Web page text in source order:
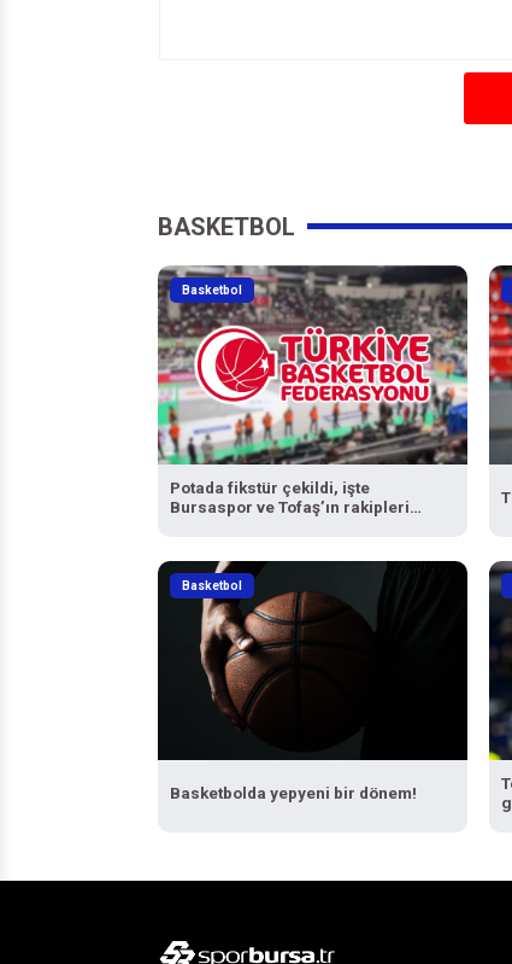
BASKETBOL
Basketbol
Potada fikstür çekildi, işte
Bursaspor ve Tofaş’ın rakipleri…
Basketbol
Basketbolda yepyeni bir dönem!